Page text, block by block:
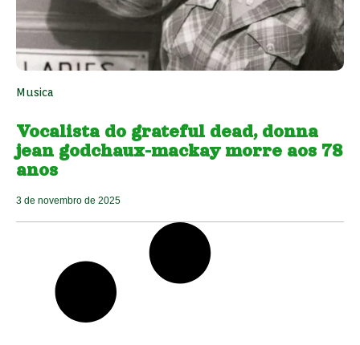
Musica
Vocalista do grateful dead, donna
jean godchaux-mackay morre aos 78
anos
3 de novembro de 2025